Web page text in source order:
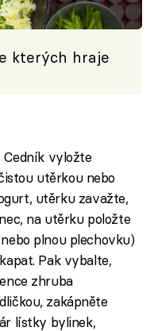
kterých hraje
Cedník vyložte
utěrkou nebo
utěrku zavažte,
na utěrku položte
plnou plechovku)
Pak vybalte,
zhruba
zakápněte
lístky bylinek,